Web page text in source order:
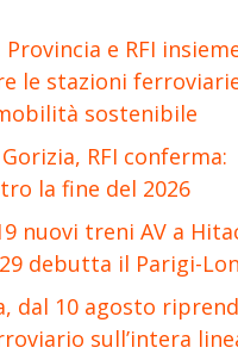
e RFI
le stazioni
sostenibile
RFI conferma:
la fine del 2026
nuovi treni AV a
debutta il Parigi-
dal 10 agosto
sull’intera